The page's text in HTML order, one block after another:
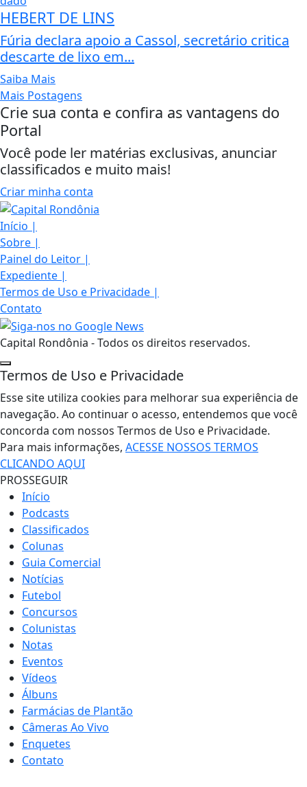
HEBERT DE LINS
Fúria declara apoio a Cassol, secretário critica
descarte de lixo em...
Saiba Mais
Mais Postagens
Crie sua conta e confira as vantagens do
Portal
Você pode ler matérias exclusivas, anunciar
classificados e muito mais!
Criar minha conta
Início |
Sobre |
Painel do Leitor |
Expediente |
Termos de Uso e Privacidade |
Contato
Capital Rondônia - Todos os direitos reservados.
Termos de Uso e Privacidade
Esse site utiliza cookies para melhorar sua experiência de
navegação. Ao continuar o acesso, entendemos que você
concorda com nossos Termos de Uso e Privacidade.
Para mais informações, ACESSE NOSSOS TERMOS
CLICANDO AQUI
PROSSEGUIR
Início
Podcasts
Classificados
Colunas
Guia Comercial
Notícias
Futebol
Concursos
Colunistas
Notas
Eventos
Vídeos
Álbuns
Farmácias de Plantão
Câmeras Ao Vivo
Enquetes
Contato